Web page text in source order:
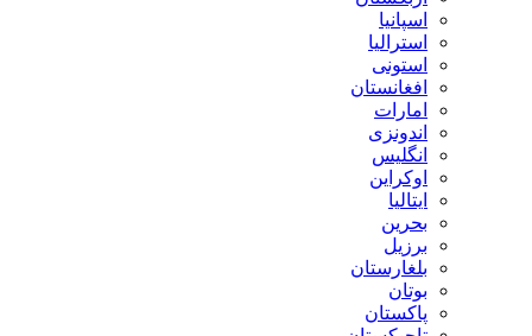
اسپانیا
استرالیا
استونی
افغانستان
امارات
اندونزی
انگلیس
اوکراین
ایتالیا
بحرین
برزیل
بلغارستان
بوتان
پاکستان